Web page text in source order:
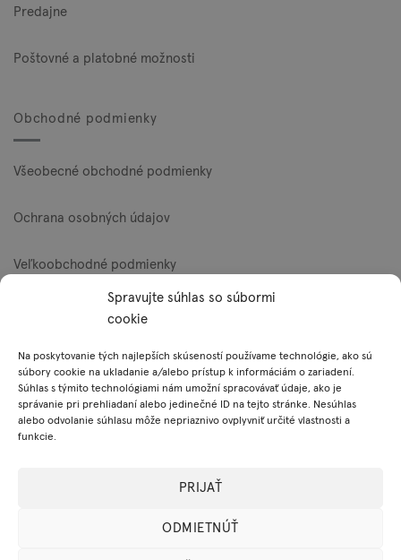
Spravujte súhlas so súbormi
cookie
Na poskytovanie tých najlepších skúseností používame technológie, ako sú
súbory cookie na ukladanie a/alebo prístup k informáciám o zariadení.
Súhlas s týmito technológiami nám umožní spracovávať údaje, ako je
správanie pri prehliadaní alebo jedinečné ID na tejto stránke. Nesúhlas
alebo odvolanie súhlasu môže nepriaznivo ovplyvniť určité vlastnosti a
funkcie.
PRIJAŤ
ODMIETNÚŤ
Predajne
Poštovné a platobné možnosti
Obchodné podmienky
Všeobecné obchodné podmienky
Ochrana osobných údajov
Veľkoobchodné podmienky
Reklamačný poriadok
Zásady používania súborov cookie (EÚ)
Platobné metódy